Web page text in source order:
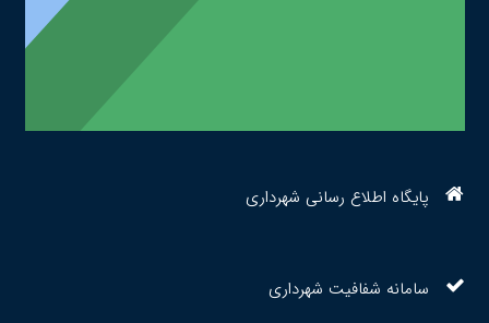
پایگاه اطلاع رسانی شهرداری
سامانه شفافیت شهرداری